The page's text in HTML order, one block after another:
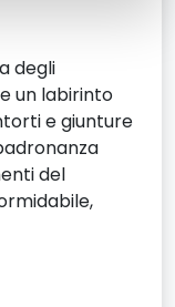
degli
un labirinto
e giunture
del